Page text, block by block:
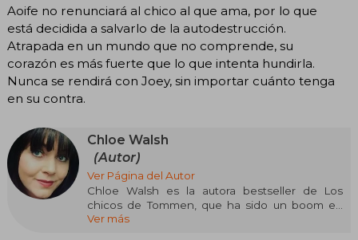
Aoife no renunciará al chico al que ama, por lo que
está decidida a salvarlo de la autodestrucción.
Atrapada en un mundo que no comprende, su
corazón es más fuerte que lo que intenta hundirla.
Nunca se rendirá con Joey, sin importar cuánto tenga
en su contra.
Chloe Walsh
(Autor)
Ver Página del Autor
Chloe Walsh es la autora bestseller de Los
chicos de Tommen, que ha sido un boom en
TikTok, Goodreads y Amazon. Lleva una década
Ver más